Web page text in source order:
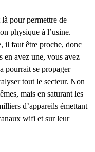
pour permettre de
physique à l’usine.
il faut être proche, donc
en avez une, vous avez
pourrait se propager
tout le secteur. Non
mais en saturant les
d’appareils émettant
wifi et sur leur